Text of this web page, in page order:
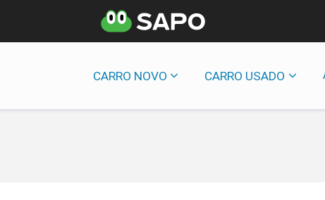
CARRO NOVO CARRO USADO